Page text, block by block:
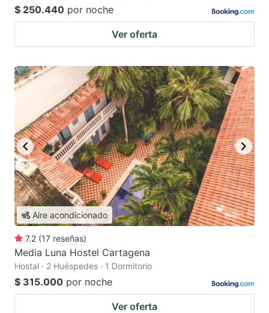
$ 250.440 por noche
Ver oferta
Aire acondicionado
7.2 (17 reseñas)
Media Luna Hostel Cartagena
Hostal · 2 Huéspedes · 1 Dormitorio
$ 315.000 por noche
Ver oferta